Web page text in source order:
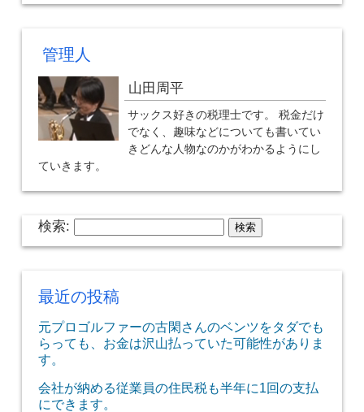
管理人
山田周平
サックス好きの税理士です。 税金だけ
でなく、趣味などについても書いてい
きどんな人物なのかがわかるようにし
ていきます。
検索:
最近の投稿
元プロゴルファーの古閑さんのベンツをタダでも
らっても、お金は沢山払っていた可能性がありま
す。
会社が納める従業員の住民税も半年に1回の支払
にできます。